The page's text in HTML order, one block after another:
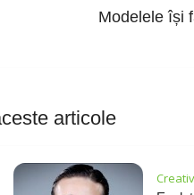
Modelele își
articole